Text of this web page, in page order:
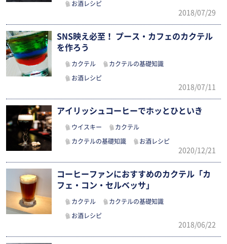
お酒レシピ
2018/07/29
SNS映え必至！ プース・カフェのカクテル
を作ろう
カクテル カクテルの基礎知識
お酒レシピ
2018/07/11
アイリッシュコーヒーでホッとひといき
ウイスキー カクテル
カクテルの基礎知識 お酒レシピ
2020/12/21
コーヒーファンにおすすめのカクテル「カ
フェ・コン・セルベッサ」
カクテル カクテルの基礎知識
お酒レシピ
2018/06/22